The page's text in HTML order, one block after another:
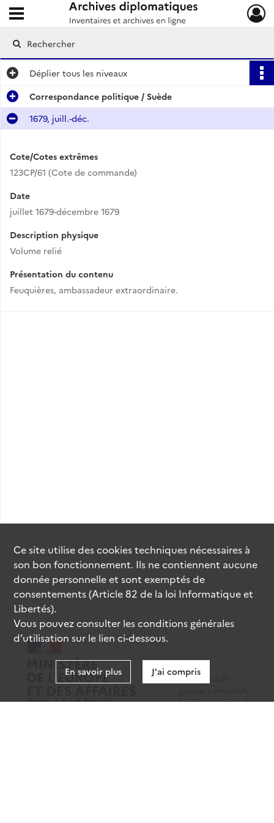
Archives diplomatiques
Ouvrir le menu déroulant
Déplier tous les niveaux
Correspondance politique / Suède
1679, juill.-déc.
Cote/Cotes extrêmes
123CP/61 (Cote de commande)
Date
juillet 1679-décembre 1679
Description physique
Volume relié
Présentation du contenu
Feuquières, ambassadeur extraordinaire.
data.gouv.fr
legifrance.gouv.fr
Ce site utilise descookiestechniques nécessaires à
son bon fonctionnement. Ils ne contiennent aucune
donnée personnelle et sont exemptés de
consentements (Article 82 de la loi Informatique et
Libertés).
Vous pouvez consulter les conditions générales
d’utilisation sur le lien ci-dessous.
En savoir plus J'ai compris